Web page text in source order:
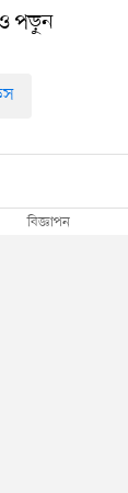
পড়ুন